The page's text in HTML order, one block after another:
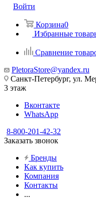
Войти
Корзина0
Избранные
Сравнение
PletoraStore@yandex.ru
Санкт-Петербург, ул.
3 этаж
Вконтакте
WhatsApp
8-800-201-42-32
Заказать звонок
Бренды
Как купить
Компания
Контакты
...